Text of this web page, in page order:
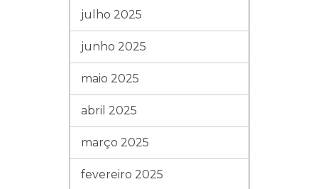
julho 2025
junho 2025
maio 2025
abril 2025
março 2025
fevereiro 2025